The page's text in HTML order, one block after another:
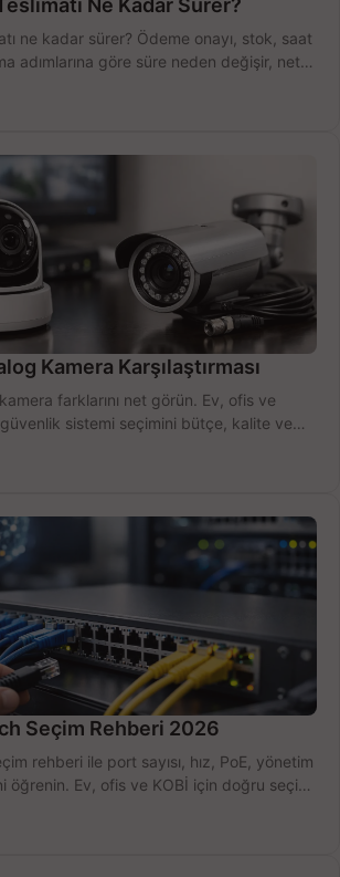
Ne Kadar Sürer?
ne kadar sürer? Ödeme onayı, stok, saat
adımlarına göre süre neden değişir, net
Kamera Karşılaştırması
farklarını net görün. Ev, ofis ve
sistemi seçimini bütçe, kalite ve
Seçim Rehberi 2026
rehberi ile port sayısı, hız, PoE, yönetim
öğrenin. Ev, ofis ve KOBİ için doğru seçimi